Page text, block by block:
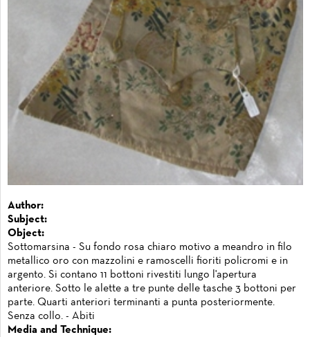
Author:
Subject:
Object:
Sottomarsina - Su fondo rosa chiaro motivo a meandro in filo
metallico oro con mazzolini e ramoscelli fioriti policromi e in
argento. Si contano 11 bottoni rivestiti lungo l'apertura
anteriore. Sotto le alette a tre punte delle tasche 3 bottoni per
parte. Quarti anteriori terminanti a punta posteriormente.
Senza collo. - Abiti
Media and Technique: